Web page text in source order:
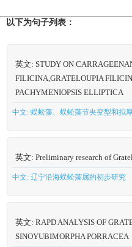
以下为句子列表：
英文: STUDY ON
FILICINA,GRATELOUPIA
PACHYMENIOPSIS ELLIPTICA
中文: 蜈蚣藻、蜈蚣藻节夹变型和拟
英文: Preliminary research of
中文: 辽宁沿海蜈蚣藻属的初步研究
英文: RAPD ANALYSIS OF
SINOYUBIMORPHA PORRACEA